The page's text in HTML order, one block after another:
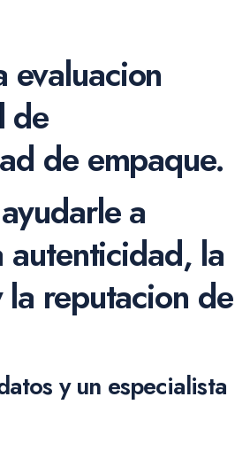
evaluacion
de
de empaque.
a
la
reputacion de
y un especialista